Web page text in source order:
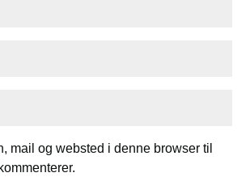
mail og websted i denne browser til